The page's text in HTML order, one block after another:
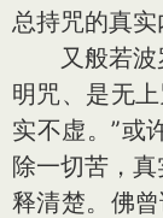
总持咒的真实
又般若波罗
明咒、是无
实不虚。”或
除一切苦，
释清楚。佛